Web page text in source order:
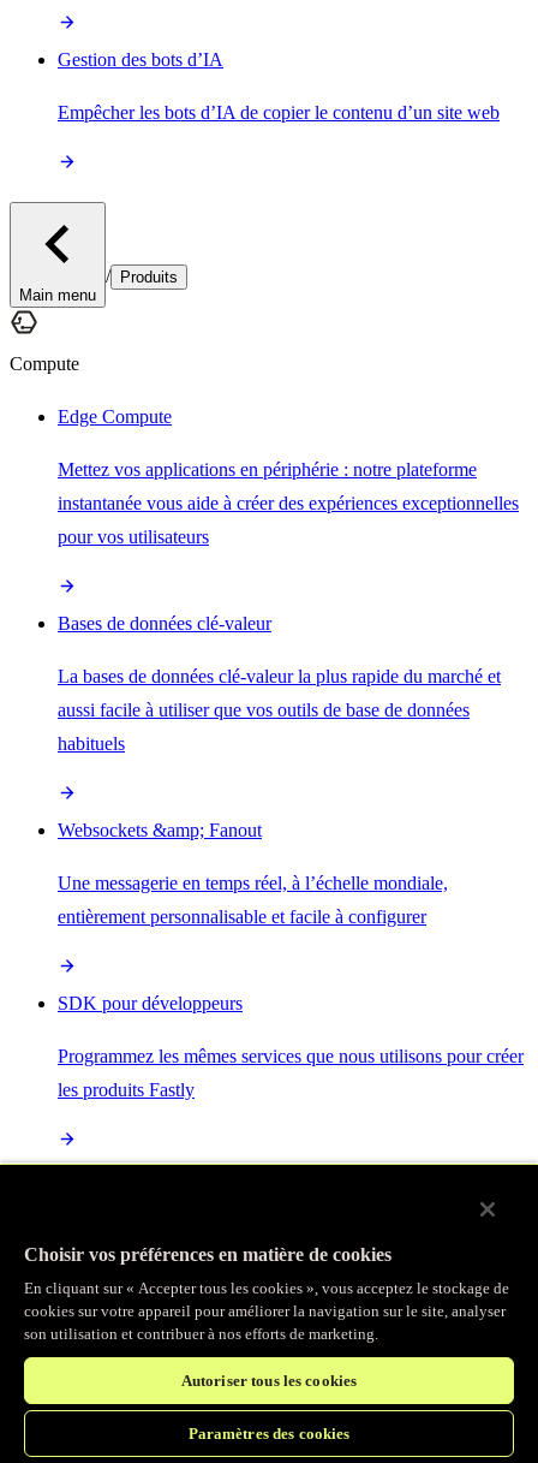
Gestion des bots d’IA
Empêcher les bots d’IA de copier le contenu d’un site web
Main menu
/ Produits
Compute
Edge Compute
Mettez vos applications en périphérie : notre plateforme
instantanée vous aide à créer des expériences exceptionnelles
pour vos utilisateurs
Bases de données clé-valeur
La bases de données clé-valeur la plus rapide du marché et
aussi facile à utiliser que vos outils de base de données
habituels
Websockets &amp; Fanout
Une messagerie en temps réel, à l’échelle mondiale,
entièrement personnalisable et facile à configurer
SDK pour développeurs
Programmez les mêmes services que nous utilisons pour créer
les produits Fastly
sur des normes ouvertes et intégrée à la suite complète de
produits Fastly
Accélérez vos charges de travail d’IA et gagnez en efficacité
Choisir vos préférences en matière de cookies
En cliquant sur « Accepter tous les cookies », vous acceptez le stockage de
cookies sur votre appareil pour améliorer la navigation sur le site, analyser
son utilisation et contribuer à nos efforts de marketing.
Autoriser tous les cookies
Paramètres des cookies